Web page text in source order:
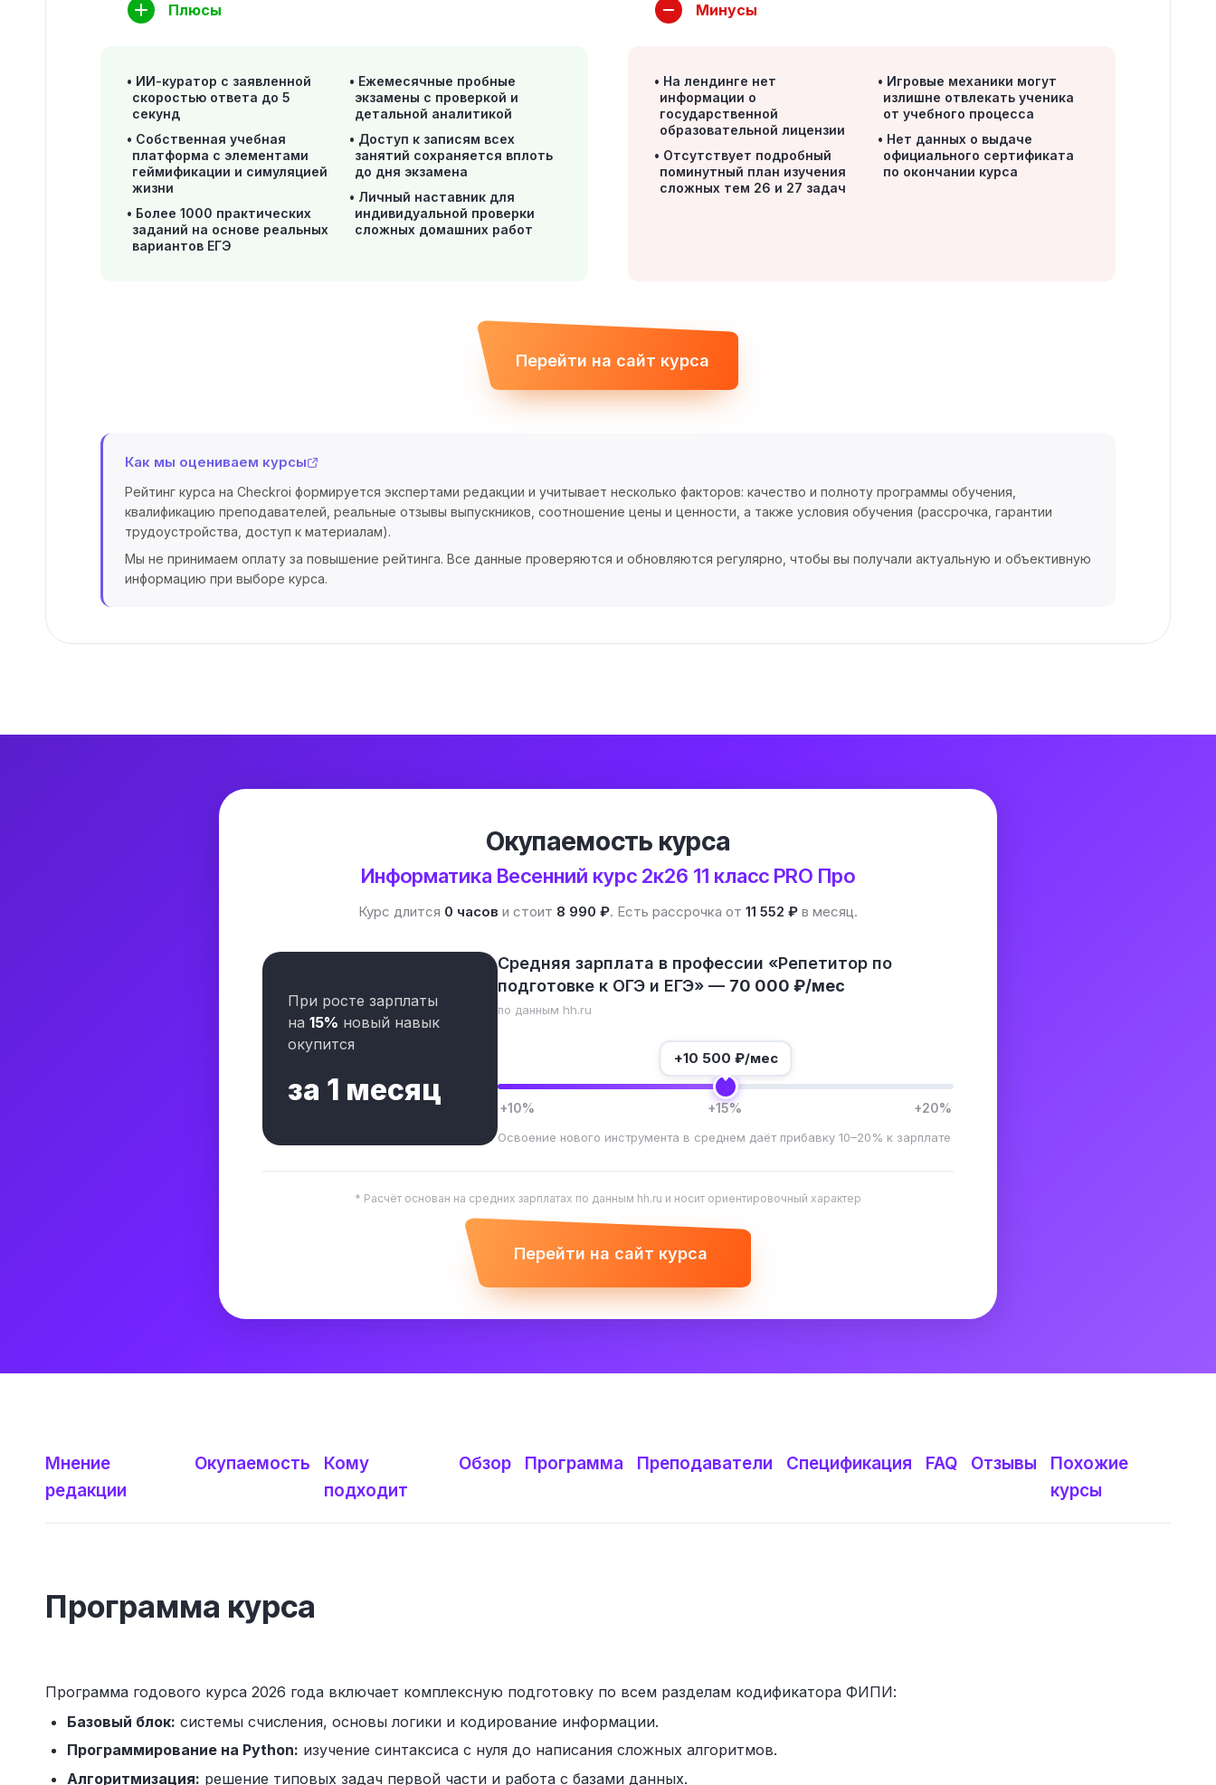
Плюсы
ИИ-куратор с заявленной
скоростью ответа до 5
секунд
Собственная учебная
платформа с элементами
геймификации и симуляцией
жизни
Более 1000 практических
заданий на основе реальных
вариантов ЕГЭ
Ежемесячные пробные
экзамены с проверкой и
детальной аналитикой
Доступ к записям всех
занятий сохраняется вплоть
до дня экзамена
Личный наставник для
индивидуальной проверки
сложных домашних работ
Минусы
На лендинге нет
информации о
государственной
образовательной лицензии
Отсутствует подробный
поминутный план изучения
сложных тем 26 и 27 задач
Игровые механики могут
излишне отвлекать ученика
от учебного процесса
Нет данных о выдаче
официального сертификата
по окончании курса
Перейти на сайт курса
Как мы оцениваем курсы
Рейтинг курса на Checkroi формируется экспертами редакции и учитывает несколько факторов: качество и полноту программы обучения,
квалификацию преподавателей, реальные отзывы выпускников, соотношение цены и ценности, а также условия обучения (рассрочка, гарантии
трудоустройства, доступ к материалам).
Мы не принимаем оплату за повышение рейтинга. Все данные проверяются и обновляются регулярно, чтобы вы получали актуальную и объективную
информацию при выборе курса.
Окупаемость курса
Информатика Весенний курс 2к26 11 класс PRO Про
Курс длится 0 часов и стоит 8 990 ₽. Есть рассрочка от 11 552 ₽ в месяц.
При росте зарплаты
на 15% новый навык
окупится
за 1 месяц
Средняя зарплата в профессии «Репетитор по
подготовке к ОГЭ и ЕГЭ» — 70 000 ₽/мес
по данным hh.ru
+10 500 ₽/мес
+10% +15% +20%
Освоение нового инструмента в среднем даёт прибавку 10–20% к зарплате
* Расчёт основан на средних зарплатах по данным hh.ru и носит ориентировочный характер
Перейти на сайт курса
Мнение
редакции
Окупаемость
Кому
подходит
Обзор Программа Преподаватели Спецификация FAQ Отзывы
Похожие
курсы
Программа курса
Программа годового курса 2026 года включает комплексную подготовку по всем разделам кодификатора ФИПИ:
Базовый блок: системы счисления, основы логики и кодирование информации.
Программирование на Python: изучение синтаксиса с нуля до написания сложных алгоритмов.
Алгоритмизация: решение типовых задач первой части и работа с базами данных.